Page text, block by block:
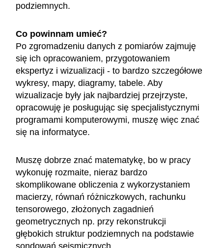
podziemnych.
Co powinnam umieć?
Po zgromadzeniu danych z pomiarów zajmuję
się ich opracowaniem, przygotowaniem
ekspertyz i wizualizacji - to bardzo szczegółowe
wykresy, mapy, diagramy, tabele. Aby
wizualizacje były jak najbardziej przejrzyste,
opracowuję je posługując się specjalistycznymi
programami komputerowymi, muszę więc znać
się na informatyce.
Muszę dobrze znać matematykę, bo w pracy
wykonuję rozmaite, nieraz bardzo
skomplikowane obliczenia z wykorzystaniem
macierzy, równań różniczkowych, rachunku
tensorowego, złożonych zagadnień
geometrycznych np. przy rekonstrukcji
głębokich struktur podziemnych na podstawie
sondowań sejsmicznych